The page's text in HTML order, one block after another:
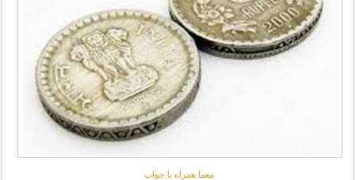
معما همراه با جواب